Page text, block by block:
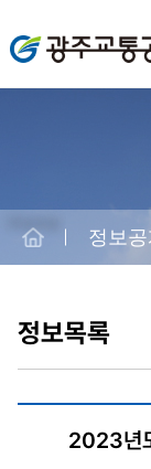
광주교통공사
정보공
정보목록
2023년